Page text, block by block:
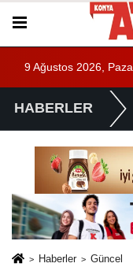
9 Ağustos 2026,
HABERLER
Haberler Güncel